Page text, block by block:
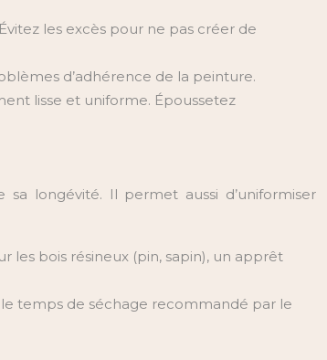
les excès pour ne pas créer de
d’adhérence de la peinture.
lisse et uniforme. Époussetez
longévité. Il permet aussi d’uniformiser
les bois résineux (pin, sapin), un apprêt
le temps de séchage recommandé par le